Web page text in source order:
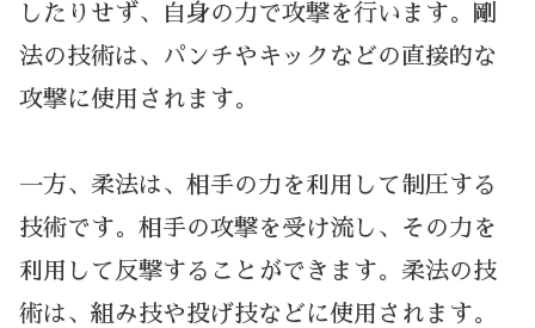
したりせず、自身の力で攻撃を行います。剛
法の技術は、パンチやキックなどの直接的な
攻撃に使用されます。
一方、柔法は、相手の力を利用して制圧する
技術です。相手の攻撃を受け流し、その力を
利用して反撃することができます。柔法の技
術は、組み技や投げ技などに使用されます。